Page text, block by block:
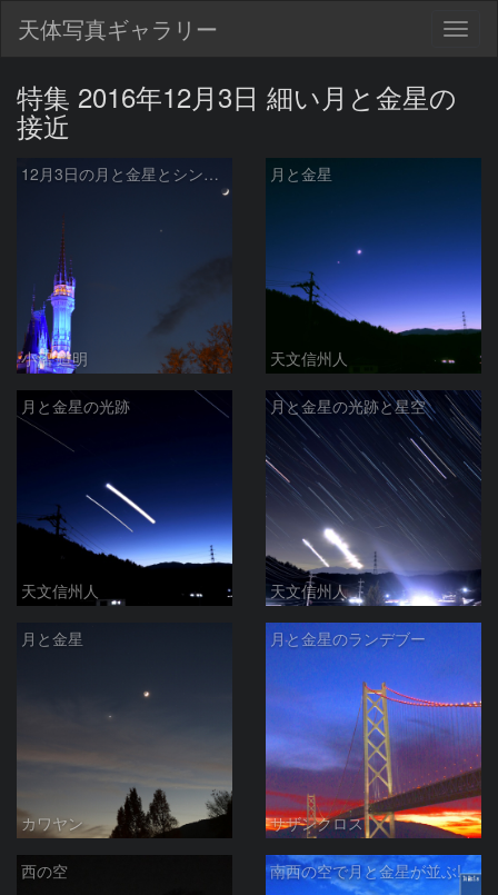
天体写真ギャラリー
特集 2016年12月3日 細い月と金星の
接近
12月3日の月と金星とシンデレラ城
小沼 道明
月と金星
天文信州人
月と金星の光跡
天文信州人
月と金星の光跡と星空
天文信州人
月と金星
カワヤン
月と金星のランデブー
サザンクロス
西の空 南西の空で月と金星が並ぶ!! ― (2)